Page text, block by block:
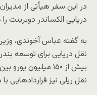
در این سفر هیأتی از
دریایی الکساندر دوبرینت
به گفته عباس آخوندی،
نقل دریایی برای توسعه
بیش از ۱۵۰
نقل ریلی نیز